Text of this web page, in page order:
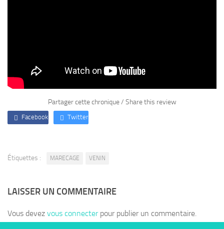
Partager cette chronique / Share this review
Facebook Twitter
Étiquettes : MARECAGE VENIN
LAISSER UN COMMENTAIRE
Vous devez vous connecterpour publier un commentaire.